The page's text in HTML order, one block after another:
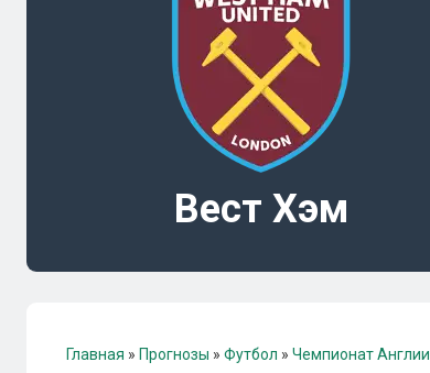
Вест Хэм
Главная » Прогнозы » Футбол » Чемпионат Англии